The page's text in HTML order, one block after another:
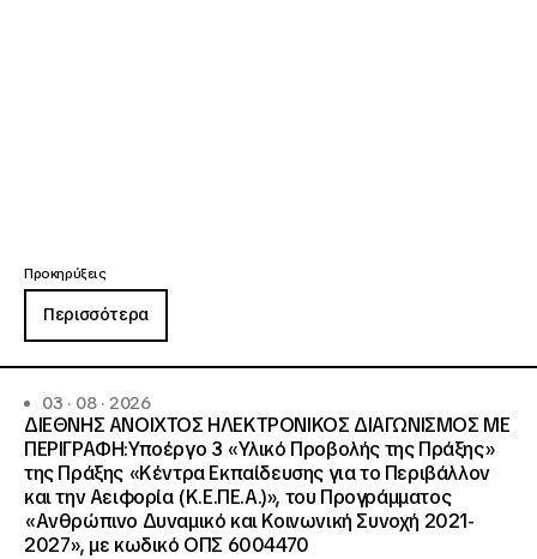
Προκηρύξεις
Περισσότερα
03 · 08 · 2026
ΔΙΕΘΝΗΣ ΑΝΟΙΧΤΟΣ ΗΛΕΚΤΡΟΝΙΚΟΣ ΔΙΑΓΩΝΙΣΜΟΣ ΜΕ
ΠΕΡΙΓΡΑΦΗ:Υποέργο 3 «Υλικό Προβολής της Πράξης»
της Πράξης «Κέντρα Εκπαίδευσης για το Περιβάλλον
και την Αειφορία (Κ.Ε.ΠΕ.Α.)», του Προγράμματος
«Ανθρώπινο Δυναμικό και Κοινωνική Συνοχή 2021-
2027», με κωδικό ΟΠΣ 6004470